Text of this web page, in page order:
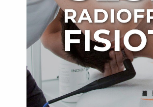
💆‍♀️ Tratamientos
😓 Síntomas
📅 Pedir Cita
📰 Blog
🏢 Empresas